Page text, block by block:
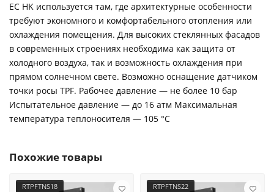
ЕС HK используется там, где архитектурные особенности
требуют экономного и комфортабельного отопления или
охлаждения помещения. Для высоких стеклянных фасадов
в современных строениях необходима как защита от
холодного воздуха, так и возможность охлаждения при
прямом солнечном свете. Возможно оснащение датчиком
точки росы TPF. Рабочее давление — не более 10 бар
Испытательное давление — до 16 атм Максимальная
температура теплоносителя — 105 °С
Похожие товары
RTPFTNS18 RTPFTNS22